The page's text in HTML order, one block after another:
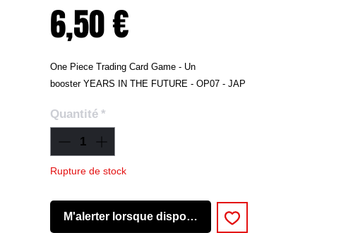
6,50 €
One Piece Trading Card Game - Un
booster YEARS IN THE FUTURE - OP07 - JAP
Quantité *
Rupture de stock
M'alerter lorsque disponible